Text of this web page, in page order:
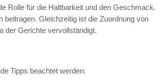
Rolle für die Haltbarkeit und den Geschmack.
Gleichzeitig ist die Zuordnung von
der Gerichte vervollständigt.
Tipps beachtet werden: